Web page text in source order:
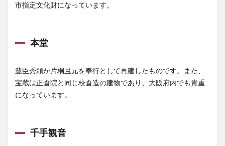
市指定文化財になっています。
本堂
豊臣秀頼が片桐且元を奉行として再建したものです。また、
宝蔵は正倉院と同じ校倉造の建物であり、大阪府内でも貴重
になっています。
千手観音